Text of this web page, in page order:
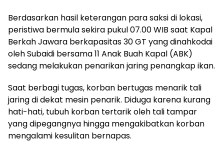
​Berdasarkan hasil keterangan para saksi di lokasi,
peristiwa bermula sekira pukul 07.00 WIB saat Kapal
Berkah Jawara berkapasitas 30 GT yang dinahkodai
oleh Subaidi bersama 11 Anak Buah Kapal (ABK)
sedang melakukan penarikan jaring penangkap ikan.
​Saat berbagi tugas, korban bertugas menarik tali
jaring di dekat mesin penarik. Diduga karena kurang
hati-hati, tubuh korban tertarik oleh tali tampar
yang dipegangnya hingga mengakibatkan korban
mengalami kesulitan bernapas.